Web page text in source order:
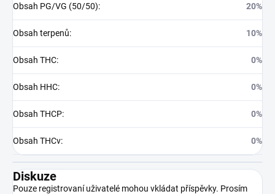
Obsah PG/VG (50/50): 20%
Obsah terpenů: 10%
Obsah THC: 0%
Obsah HHC: 0%
Obsah THCP: 0%
Obsah THCv: 0%
Diskuze
Pouze registrovaní uživatelé mohou vkládat příspěvky. Prosím